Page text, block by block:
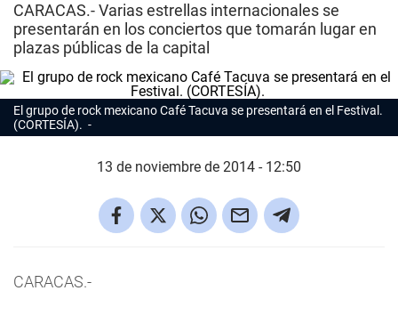
CARACAS.- Varias estrellas internacionales se
presentarán en los conciertos que tomarán lugar en
plazas públicas de la capital
El grupo de rock mexicano Café Tacuva se presentará en el Festival.
(CORTESÍA).
13 de noviembre de 2014 - 12:50
CARACAS.-